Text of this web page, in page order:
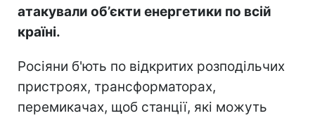
атакували об’єкти енергетики по всій
країні.
Росіяни б'ють по відкритих розподільчих
пристроях, трансформаторах,
перемикачах, щоб станції, які можуть